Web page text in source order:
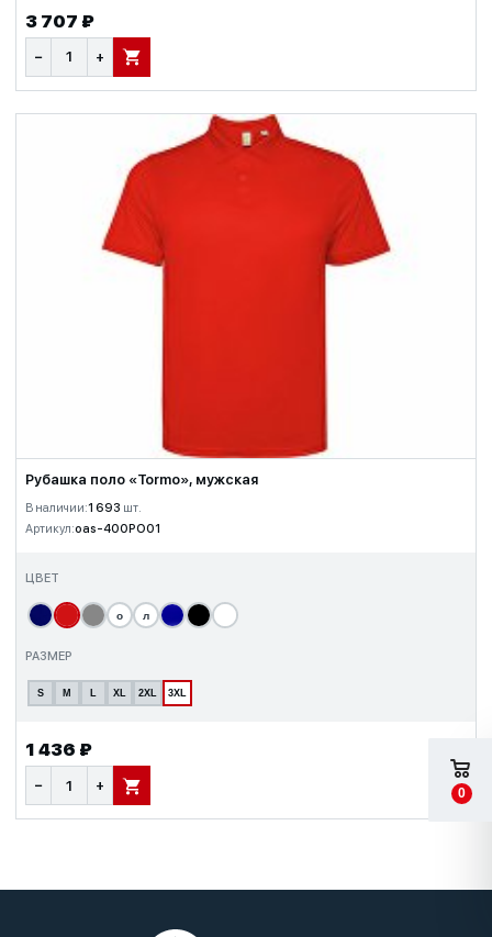
3 707 ₽
− + В КОРЗИНУ
Рубашка поло «Tormo», мужская
В наличии:1 693 шт.
Артикул:oas-400PO01
ЦВЕТ
о л
РАЗМЕР
S M L XL 2XL 3XL
1 436 ₽
− + В КОРЗИНУ 0